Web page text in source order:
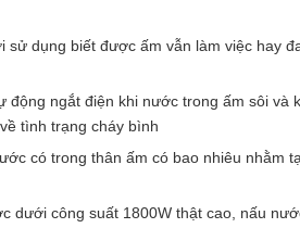
dụng biết được ấm vẫn làm việc hay
ngắt điện khi nước trong ấm sôi và
tình trạng cháy bình
có trong thân ấm có bao nhiêu nhằm
dưới công suất 1800W thật cao, nấu